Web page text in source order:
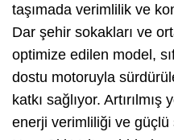
taşımada verimlilik ve
Dar şehir sokakları ve
optimize edilen model,
dostu motoruyla
katkı sağlıyor.
enerji verimliliği ve güçlü